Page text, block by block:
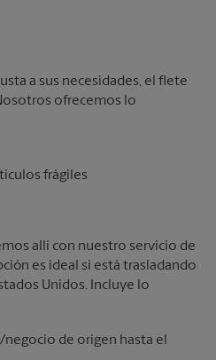
a sus necesidades, el flete
ofrecemos lo
frágiles
allí con nuestro servicio de
es ideal si está trasladando
Unidos. Incluye lo
negocio de origen hasta el